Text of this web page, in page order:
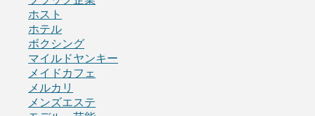
ホスト
ホテル
ボクシング
マイルドヤンキー
メイドカフェ
メルカリ
メンズエステ